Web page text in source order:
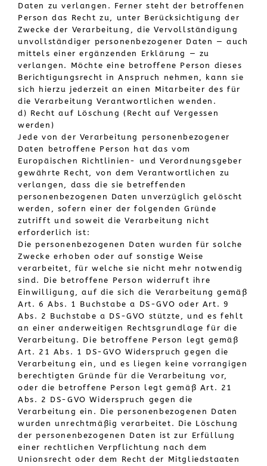
Daten zu verlangen. Ferner steht der betroffenen
Person das Recht zu, unter Berücksichtigung der
Zwecke der Verarbeitung, die Vervollständigung
unvollständiger personenbezogener Daten — auch
mittels einer ergänzenden Erklärung — zu
verlangen. Möchte eine betroffene Person dieses
Berichtigungsrecht in Anspruch nehmen, kann sie
sich hierzu jederzeit an einen Mitarbeiter des für
die Verarbeitung Verantwortlichen wenden.
d) Recht auf Löschung (Recht auf Vergessen
werden)
Jede von der Verarbeitung personenbezogener
Daten betroffene Person hat das vom
Europäischen Richtlinien- und Verordnungsgeber
gewährte Recht, von dem Verantwortlichen zu
verlangen, dass die sie betreffenden
personenbezogenen Daten unverzüglich gelöscht
werden, sofern einer der folgenden Gründe
zutrifft und soweit die Verarbeitung nicht
erforderlich ist:
Die personenbezogenen Daten wurden für solche
Zwecke erhoben oder auf sonstige Weise
verarbeitet, für welche sie nicht mehr notwendig
sind. Die betroffene Person widerruft ihre
Einwilligung, auf die sich die Verarbeitung gemäß
Art. 6 Abs. 1 Buchstabe a DS-GVO oder Art. 9
Abs. 2 Buchstabe a DS-GVO stützte, und es fehlt
an einer anderweitigen Rechtsgrundlage für die
Verarbeitung. Die betroffene Person legt gemäß
Art. 21 Abs. 1 DS-GVO Widerspruch gegen die
Verarbeitung ein, und es liegen keine vorrangigen
berechtigten Gründe für die Verarbeitung vor,
oder die betroffene Person legt gemäß Art. 21
Abs. 2 DS-GVO Widerspruch gegen die
Verarbeitung ein. Die personenbezogenen Daten
wurden unrechtmäßig verarbeitet. Die Löschung
der personenbezogenen Daten ist zur Erfüllung
einer rechtlichen Verpflichtung nach dem
Unionsrecht oder dem Recht der Mitgliedstaaten